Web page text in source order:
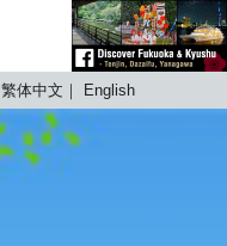
繁体中文 English